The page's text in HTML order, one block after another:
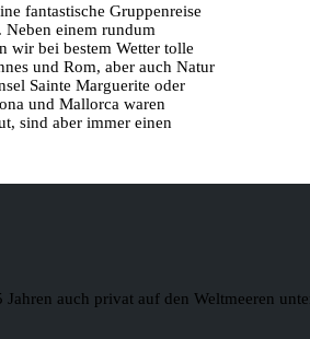
fantastische Gruppenreise
einem rundum
wir bei bestem Wetter tolle
und Rom, aber auch Natur
Sainte Marguerite oder
und Mallorca waren
sind aber immer einen
Jahren auch privat auf den Weltmeeren